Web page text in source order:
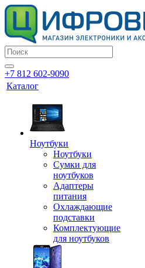
+7 812 602-9090
Каталог
Ноутбуки
Ноутбуки
Сумки для
ноутбуков
Адаптеры
питания
Охлаждающие
подставки
Комплектующие
для ноутбуков